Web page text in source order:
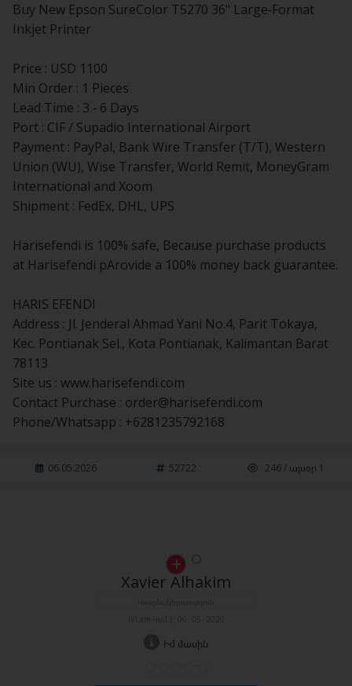
Buy New Epson SureColor T5270 36" Large-Format
Inkjet Printer
Price : USD 1100
Min Order : 1 Pieces
Lead Time : 3 - 6 Days
Port : CIF / Supadio International Airport
Payment : PayPal, Bank Wire Transfer (T/T), Western
Union (WU), Wise Transfer, World Remit, MoneyGram
International and Xoom
Shipment : FedEx, DHL, UPS
Harisefendi is 100% safe, Because purchase products
at Harisefendi pArovide a 100% money back guarantee.
HARIS EFENDI
Address : Jl. Jenderal Ahmad Yani No.4, Parit Tokaya,
Kec. Pontianak Sel., Kota Pontianak, Kalimantan Barat
78113
Site us : www.harisefendi.com
Contact Purchase : order@harisefendi.com
Phone/Whatsapp : +6281235792168
06.05.2026 52722 246 / այսօր 1
Xavier Alhakim
Իմ մասին